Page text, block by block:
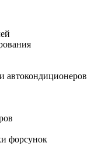
автокондиционеров
форсунок